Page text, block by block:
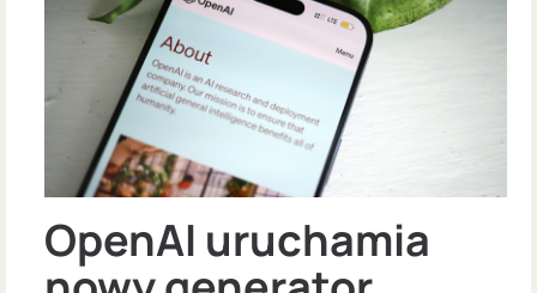
OpenAI uruchamia